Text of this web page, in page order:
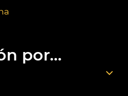
por...